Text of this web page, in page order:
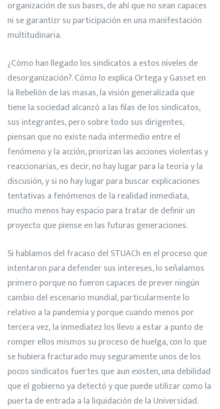
organización de sus bases, de ahí que no sean capaces
ni se garantizr su participación en una manifestación
multitudinaria.
¿Cómo han llegado los sindicatos a estos niveles de
desorganización?. Cómo lo explica Ortega y Gasset en
la Rebelión de las masas, la visión generalizada que
tiene la sociedad alcanzó a las filas de los sindicatos,
sus integrantes, pero sobre todo sus dirigentes,
piensan que no existe nada intermedio entre el
fenómeno y la acción, priorizan las acciones violentas y
reaccionarias, es decir, no hay lugar para la teoría y la
discusión, y si no hay lugar para buscar explicaciones
tentativas a fenómenos de la realidad inmediata,
mucho menos hay espacio para tratar de definir un
proyecto que piense en las futuras generaciones.
Si hablamos del fracaso del STUACh en el proceso que
intentaron para defender sus intereses, lo señalamos
primero porque no fueron capaces de prever ningún
cambio del escenario mundial, particularmente lo
relativo a la pandemia y porque cuando menos por
tercera vez, la inmediatez los llevo a estar a punto de
romper ellos mismos su proceso de huelga, con lo que
se hubiera fracturado muy seguramente unos de los
pocos sindicatos fuertes que aun existen, una debilidad
que el gobierno ya detectó y que puede utilizar como la
puerta de entrada a la liquidación de la Universidad.